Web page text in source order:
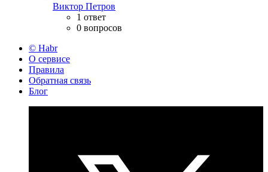
Виктор Петров
1 ответ
0 вопросов
© Habr
О сервисе
Правила
Обратная связь
Блог